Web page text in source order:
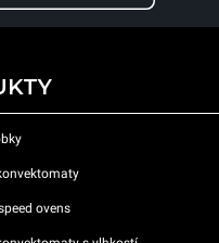
ovens